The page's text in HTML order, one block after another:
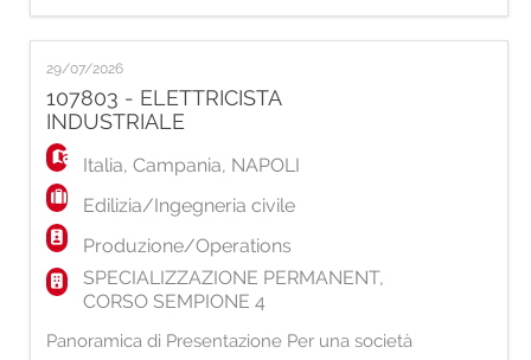
TERMOIDRAULICO. Il profilo ideale ricercato
deve aver maturato un'esperienza pregressa
di almeno 5 anni nel ruolo, possedere una
solida competenza tecnica e una
conoscenza approfondita del settore. È
fondamentale la capacità di lettura del
disegn
29/07/2026
107803 - ELETTRICISTA
INDUSTRIALE
Italia,Campania, NAPOLI
Edilizia/Ingegneria civile
Produzione/Operations
SPECIALIZZAZIONE PERMANENT,
CORSO SEMPIONE 4
Panoramica di Presentazione Per una società